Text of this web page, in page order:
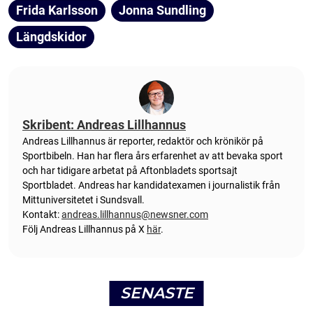
Frida Karlsson
Jonna Sundling
Längdskidor
Skribent: Andreas Lillhannus
Andreas Lillhannus är reporter, redaktör och krönikör på
Sportbibeln. Han har flera års erfarenhet av att bevaka sport
och har tidigare arbetat på Aftonbladets sportsajt
Sportbladet. Andreas har kandidatexamen i journalistik från
Mittuniversitetet i Sundsvall.
Kontakt:andreas.lillhannus@newsner.com
Följ Andreas Lillhannus på X här.
SENASTE